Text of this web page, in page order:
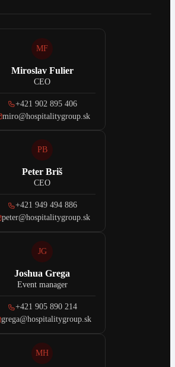
MF
Miroslav Fulier
CEO
+421 902 895 406
miro@hospitalitygroup.sk
PB
Peter Briš
CEO
+421 949 494 886
peter@hospitalitygroup.sk
JG
Joshua Grega
Event manager
+421 905 890 214
grega@hospitalitygroup.sk
MH